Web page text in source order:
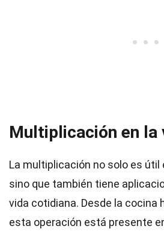
Multiplicación en la
La multiplicación no solo es
sino que también tiene
vida cotidiana. Desde la cocina
esta operación está presente